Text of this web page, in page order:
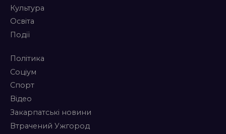
Культура
Освіта
Події
Політика
Соціум
Спорт
Відео
Закарпатські новини
Втрачений Ужгород